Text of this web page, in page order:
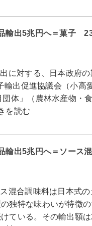
輸出5兆円へ＝菓子
対する、日本政府の
出促進協議会（小高
体」（農林水産物・
を読む
輸出5兆円へ＝ソース
合調味料は日本式の
独特な味わいが特徴
ている。その輸出額